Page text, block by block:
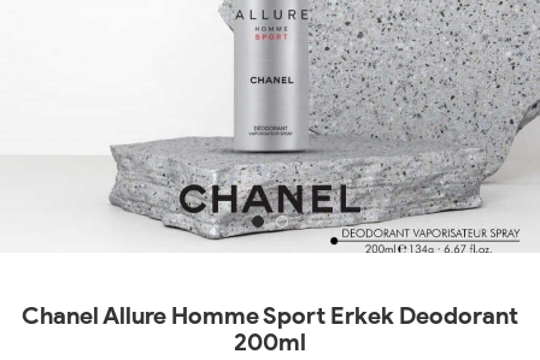
Chanel Allure Homme Sport Erkek Deodorant
200ml